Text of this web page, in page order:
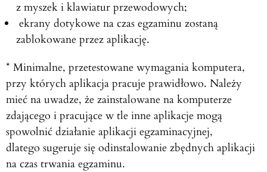
z myszek i klawiatur przewodowych;
ekrany dotykowe na czas egzaminu zostaną
zablokowane przez aplikację.
* Minimalne, przetestowane wymagania komputera,
przy których aplikacja pracuje prawidłowo. Należy
mieć na uwadze, że zainstalowane na komputerze
zdającego i pracujące w tle inne aplikacje mogą
spowolnić działanie aplikacji egzaminacyjnej,
dlatego sugeruje się odinstalowanie zbędnych aplikacji
na czas trwania egzaminu.